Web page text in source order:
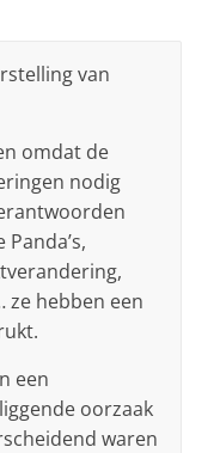
van
omdat de
nodig
ze hebben een
een
oorzaak
waren